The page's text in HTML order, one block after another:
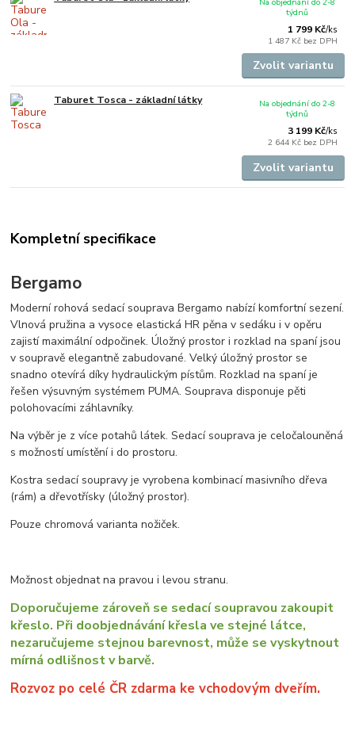
1 799 Kč/ks
1 487 Kč bez DPH
týdnů
Zvolit variantu
Taburet Tosca - základní látky
3 199 Kč/ks
2 644 Kč bez DPH
Na objednání do 2-8
týdnů
Zvolit variantu
Kompletní specifikace
Bergamo
Moderní rohová sedací souprava Bergamo nabízí komfortní sezení.
Vlnová pružina a vysoce elastická HR pěna v sedáku i v opěru
zajistí maximální odpočinek. Úložný prostor i rozklad na spaní jsou
v soupravě elegantně zabudované. Velký úložný prostor se
snadno otevírá díky hydraulickým pístům. Rozklad na spaní je
řešen výsuvným systémem PUMA. Souprava disponuje pěti
polohovacími záhlavníky.
Na výběr je z více potahů látek. Sedací souprava je celočalouněná
s možností umístění i do prostoru.
Kostra sedací soupravy je vyrobena kombinací masivního dřeva
(rám) a dřevotřísky (úložný prostor).
Pouze chromová varianta nožiček.
Možnost objednat na pravou i levou stranu.
Doporučujeme zároveň se sedací soupravou zakoupit
křeslo. Při doobjednávání křesla ve stejné látce,
nezaručujeme stejnou barevnost, může se vyskytnout
mírná odlišnost v barvě.
Rozvoz po celé ČR zdarma ke vchodovým dveřím.